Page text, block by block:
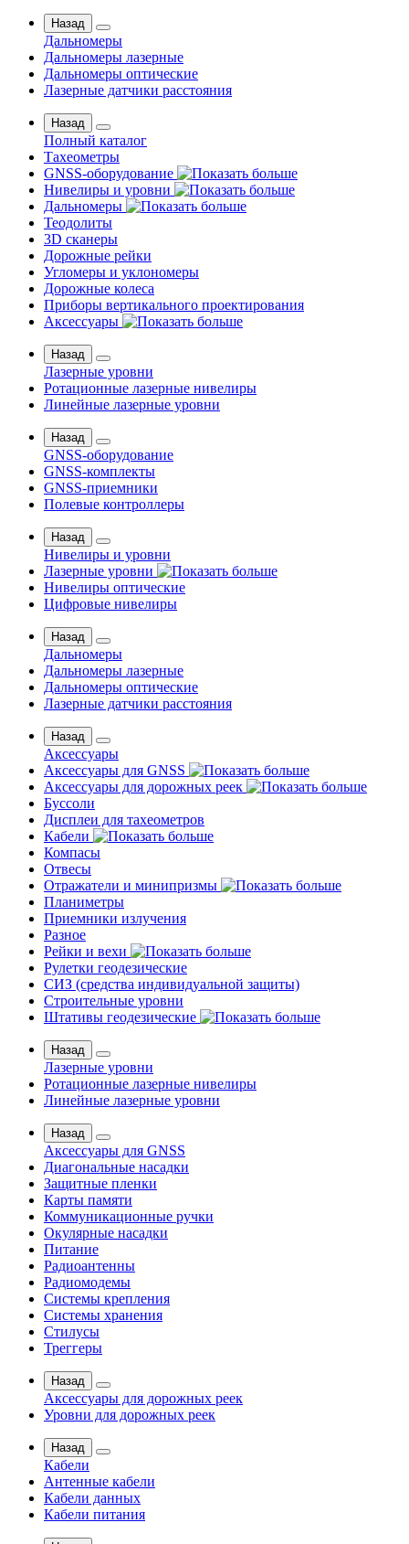
Назад
Дальномеры
Дальномеры лазерные
Дальномеры оптические
Лазерные датчики расстояния
Назад
Полный каталог
Тахеометры
GNSS-оборудование
Нивелиры и уровни
Дальномеры
Теодолиты
3D сканеры
Дорожные рейки
Угломеры и уклономеры
Дорожные колеса
Приборы вертикального проектирования
Аксессуары
Назад
Лазерные уровни
Ротационные лазерные нивелиры
Линейные лазерные уровни
Назад
GNSS-оборудование
GNSS-комплекты
GNSS-приемники
Полевые контроллеры
Назад
Нивелиры и уровни
Лазерные уровни
Нивелиры оптические
Цифровые нивелиры
Назад
Дальномеры
Дальномеры лазерные
Дальномеры оптические
Лазерные датчики расстояния
Назад
Аксессуары
Аксессуары для GNSS
Аксессуары для дорожных реек
Буссоли
Дисплеи для тахеометров
Кабели
Компасы
Отвесы
Отражатели и минипризмы
Планиметры
Приемники излучения
Разное
Рейки и вехи
Рулетки геодезические
СИЗ (средства индивидуальной защиты)
Строительные уровни
Штативы геодезические
Назад
Лазерные уровни
Ротационные лазерные нивелиры
Линейные лазерные уровни
Назад
Аксессуары для GNSS
Диагональные насадки
Защитные пленки
Карты памяти
Коммуникационные ручки
Окулярные насадки
Питание
Радиоантенны
Радиомодемы
Системы крепления
Системы хранения
Стилусы
Треггеры
Назад
Аксессуары для дорожных реек
Уровни для дорожных реек
Назад
Кабели
Антенные кабели
Кабели данных
Кабели питания